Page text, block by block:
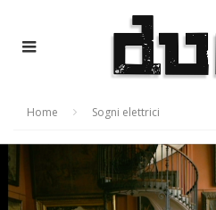
Home Sogni elettrici